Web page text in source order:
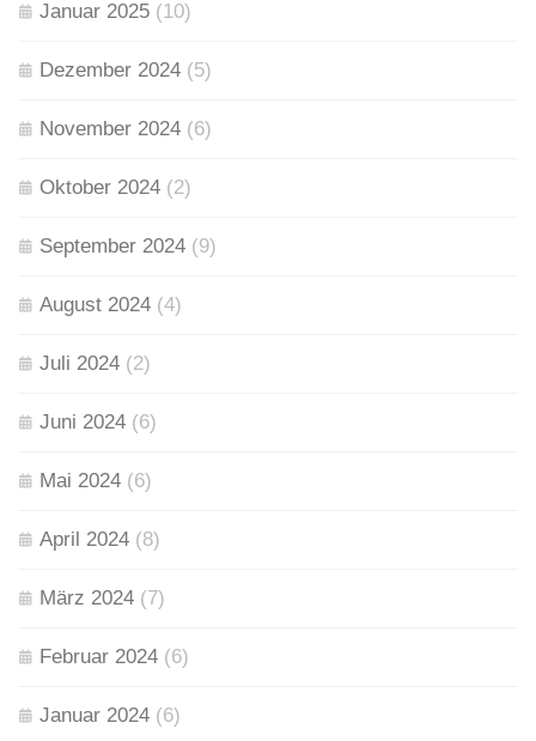
Januar 2025 (10)
Dezember 2024 (5)
November 2024 (6)
Oktober 2024 (2)
September 2024 (9)
August 2024 (4)
Juli 2024 (2)
Juni 2024 (6)
Mai 2024 (6)
April 2024 (8)
März 2024 (7)
Februar 2024 (6)
Januar 2024 (6)